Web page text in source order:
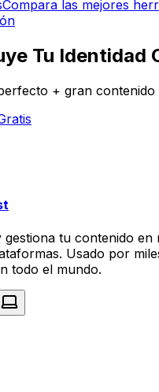
Compara las mejores
Tu Identidad
+ gran contenido
gestiona tu contenido en
Usado por
todo el mundo.